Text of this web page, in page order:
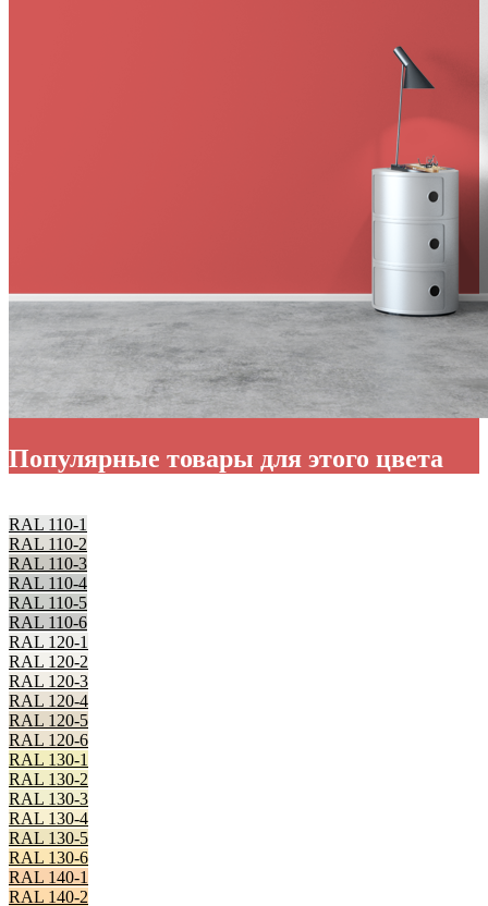
Популярные товары для этого цвета
RAL 110-1
RAL 110-2
RAL 110-3
RAL 110-4
RAL 110-5
RAL 110-6
RAL 120-1
RAL 120-2
RAL 120-3
RAL 120-4
RAL 120-5
RAL 120-6
RAL 130-1
RAL 130-2
RAL 130-3
RAL 130-4
RAL 130-5
RAL 130-6
RAL 140-1
RAL 140-2